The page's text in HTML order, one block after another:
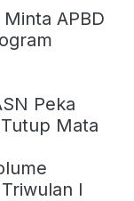
APBD
Peka
Mata
I